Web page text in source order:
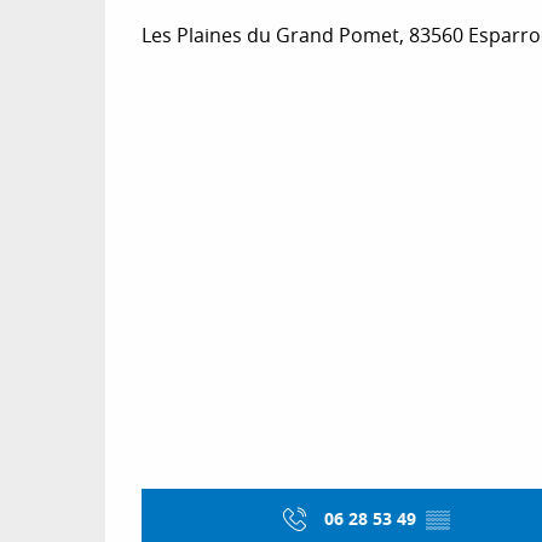
Les Plaines du Grand Pomet, 83560
06 28 53 49 ▒▒